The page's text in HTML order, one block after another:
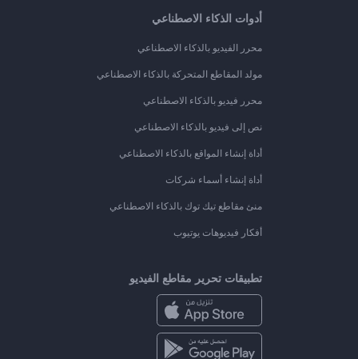
أدوات الذكاء الاصطناعي
محرر الفيديو بالذكاء الاصطناعي
مولد المقاطع المتحركة بالذكاء الاصطناعي
محرر فيديو بالذكاء الاصطناعي
نص إلى فيديو بالذكاء الاصطناعي
أداة إنشاء المواقع بالذكاء الاصطناعي
أداة إنشاء أسماء شركات
منئ مقاطع تيك توك بالذكاء الاصطناعي
أفكار فيديوهات يوتيوب
تطبيقات تحرير مقاطع الفيديو